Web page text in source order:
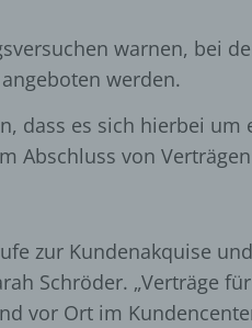
warnen, bei
werden.
dass es sich hierbei
Abschluss von
zur Kundenakquise
Schröder. „Verträge
vor Ort im